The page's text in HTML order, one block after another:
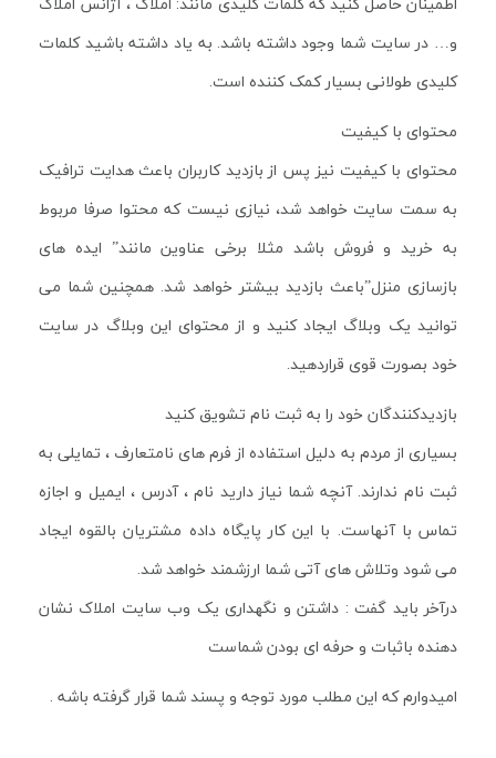
و… در سایت شما وجود داشته باشد. به یاد داشته باشید کلمات
کلیدی طولانی بسیار کمک کننده است.
محتوای با کیفیت
محتوای با کیفیت نیز پس از بازدید کاربران باعث هدایت ترافیک
به سمت سایت خواهد شد، نیازی نیست که محتوا صرفا مربوط
به خرید و فروش باشد مثلا برخی عناوین مانند” ایده های
بازسازی منزل”باعث بازدید بیشتر خواهد شد. همچنین شما می
توانید یک وبلاگ ایجاد کنید و از محتوای این وبلاگ در سایت
خود بصورت قوی قراردهید.
بازدیدکنندگان خود را به ثبت نام تشویق کنید
بسیاری از مردم به دلیل استفاده از فرم های نامتعارف ، تمایلی به
ثبت نام ندارند. آنچه شما نیاز دارید نام ، آدرس ، ایمیل و اجازه
تماس با آنهاست. با این کار پایگاه داده مشتریان بالقوه ایجاد
می شود وتلاش های آتی شما ارزشمند خواهد شد.
درآخر باید گفت : داشتن و نگهداری یک وب سایت املاک نشان
دهنده باثبات و حرفه ای بودن شماست
امیدوارم که این مطلب مورد توجه و پسند شما قرار گرفته باشه .